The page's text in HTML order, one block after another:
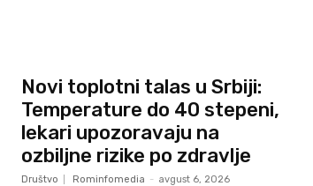
Novi toplotni talas u Srbiji:
Temperature do 40 stepeni,
lekari upozoravaju na
ozbiljne rizike po zdravlje
Društvo Rominfomedia - avgust 6, 2026